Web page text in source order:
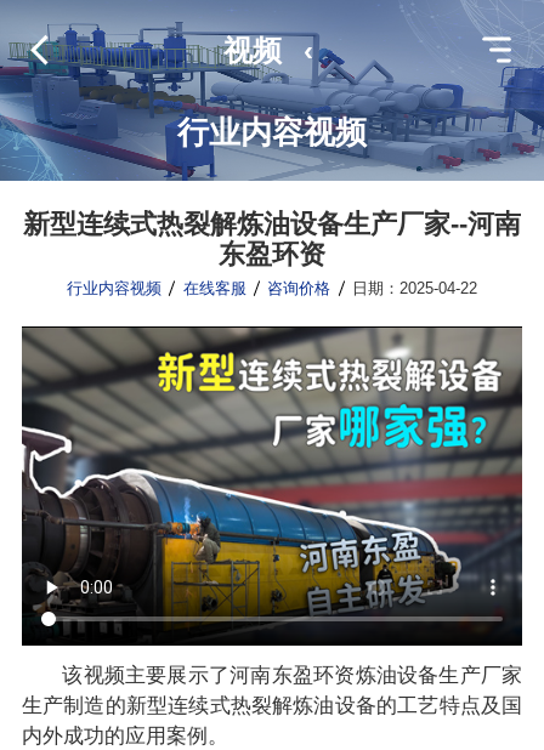
行业内容视频
视频 ‹
新型连续式热裂解炼油设备生产厂家--河南
东盈环资
行业内容视频 在线客服 咨询价格 日期：2025-04-22
该视频主要展示了河南东盈环资炼油设备生产厂家
生产制造的新型连续式热裂解炼油设备的工艺特点及国
内外成功的应用案例。